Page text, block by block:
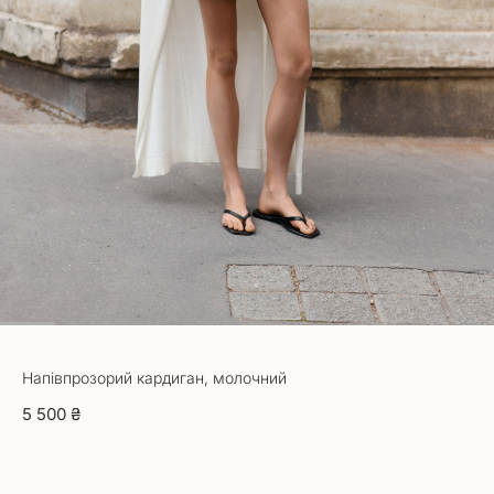
1 2 3 4 5 6 7 8 9
Напівпрозорий кардиган, молочний
5 500 ₴